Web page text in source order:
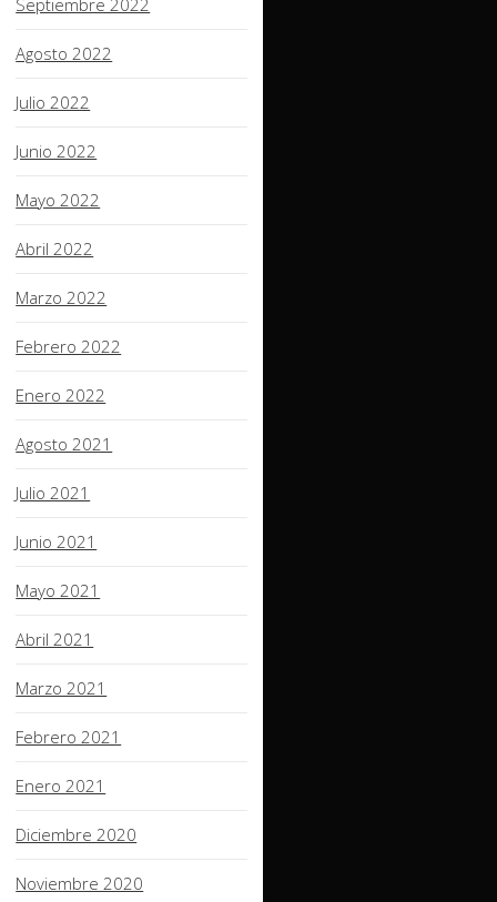
Septiembre 2022
Agosto 2022
Julio 2022
Junio 2022
Mayo 2022
Abril 2022
Marzo 2022
Febrero 2022
Enero 2022
Agosto 2021
Julio 2021
Junio 2021
Mayo 2021
Abril 2021
Marzo 2021
Febrero 2021
Enero 2021
Diciembre 2020
Noviembre 2020